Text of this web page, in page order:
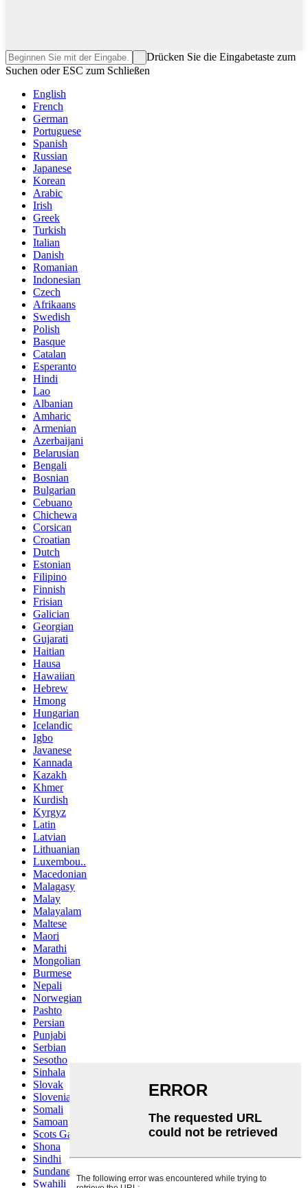
Drücken Sie die Eingabetaste zum
Suchen oder ESC zum Schließen
English
French
German
Portuguese
Spanish
Russian
Japanese
Korean
Arabic
Irish
Greek
Turkish
Italian
Danish
Romanian
Indonesian
Czech
Afrikaans
Swedish
Polish
Basque
Catalan
Esperanto
Hindi
Lao
Albanian
Amharic
Armenian
Azerbaijani
Belarusian
Bengali
Bosnian
Bulgarian
Cebuano
Chichewa
Corsican
Croatian
Dutch
Estonian
Filipino
Finnish
Frisian
Galician
Georgian
Gujarati
Haitian
Hausa
Hawaiian
Hebrew
Hmong
Hungarian
Icelandic
Igbo
Javanese
Kannada
Kazakh
Khmer
Kurdish
Kyrgyz
Latin
Latvian
Lithuanian
Luxembou..
Macedonian
Malagasy
Malay
Malayalam
Maltese
Maori
Marathi
Mongolian
Burmese
Nepali
Norwegian
Pashto
Persian
Punjabi
Serbian
Sesotho
Sinhala
Slovak
Slovenian
Somali
Samoan
Scots Gaelic
Shona
Sindhi
Sundanese
Swahili